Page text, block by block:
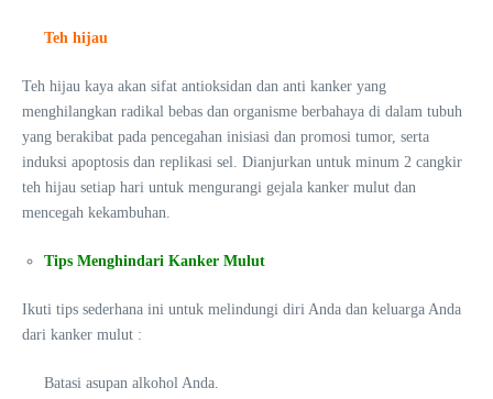
Teh hijau
Teh hijau kaya akan sifat antioksidan dan anti kanker yang
menghilangkan radikal bebas dan organisme berbahaya di dalam tubuh
yang berakibat pada pencegahan inisiasi dan promosi tumor, serta
induksi apoptosis dan replikasi sel. Dianjurkan untuk minum 2 cangkir
teh hijau setiap hari untuk mengurangi gejala kanker mulut dan
mencegah kekambuhan.
Tips Menghindari Kanker Mulut
Ikuti tips sederhana ini untuk melindungi diri Anda dan keluarga Anda
dari kanker mulut :
Batasi asupan alkohol Anda.